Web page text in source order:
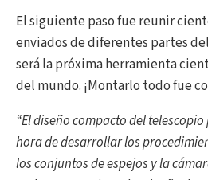
El siguiente paso fue reunir
enviados de diferentes partes
será la próxima herramienta
del mundo. ¡Montarlo todo fue
“El diseño compacto del
hora de desarrollar los
los conjuntos de espejos y la